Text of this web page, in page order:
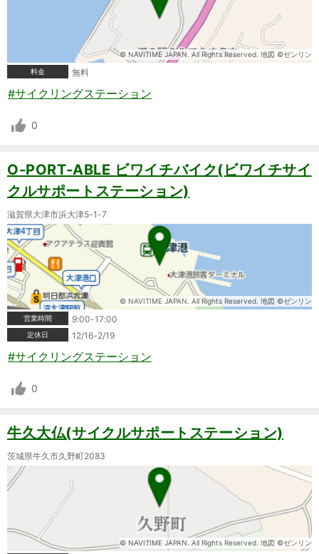
© NAVITIME JAPAN. All Rights Reserved. 地図 ©ゼンリン
料金
無料
#サイクリングステーション
0
O-PORT-ABLE ビワイチバイク(ビワイチサイ
クルサポートステーション)
滋賀県大津市浜大津5-1-7
© NAVITIME JAPAN. All Rights Reserved. 地図 ©ゼンリン
営業時間
9:00-17:00
定休日 12/16-2/19
#サイクリングステーション
0
牛久大仏(サイクルサポートステーション)
茨城県牛久市久野町2083
© NAVITIME JAPAN. All Rights Reserved. 地図 ©ゼンリン